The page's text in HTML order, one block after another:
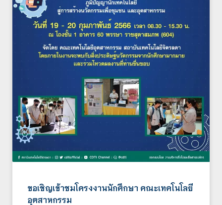
ขอเชิญเข้าชมโครงงานนักศึกษา คณะเทคโนโลยี
อุตสาหกรรม